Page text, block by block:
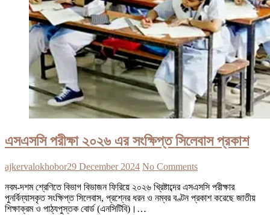
এসএসসি পরীক্ষা ২০২৬ এর সংক্ষিপ্ত সিলেবাস প্রকাশ
ajkervalokhobor29 December 2024 No Comments
নবম-দশম শ্রেণিতে বিভাগ বিভাজন ফিরিয়ে ২০২৬ খ্রিষ্টাব্দের এসএসসি পরীক্ষার
পুনর্বিন্যাসকৃত সংক্ষিপ্ত সিলেবাস, প্রশ্নের ধরন ও নম্বর বণ্টন প্রকাশ করেছে জাতীয়
শিক্ষাক্রম ও পাঠ্যপুস্তক বোর্ড (এনসিটিবি)।…